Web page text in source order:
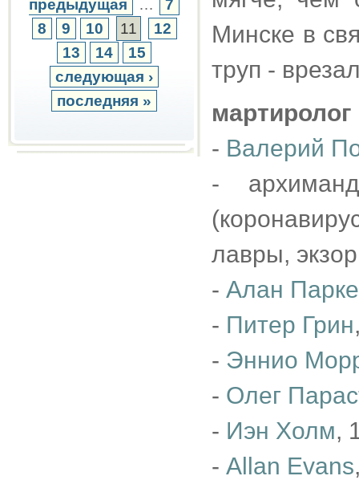
предыдущая …
7
8
9 10 11
12
13
14
15
следующая ›
последняя »
Минске в
труп -
мартиролог
- Валерий
-
лавры,
- Алан
- Питер Грин
- Эннио
- Олег
- Иэн Холм,
- Allan Evans